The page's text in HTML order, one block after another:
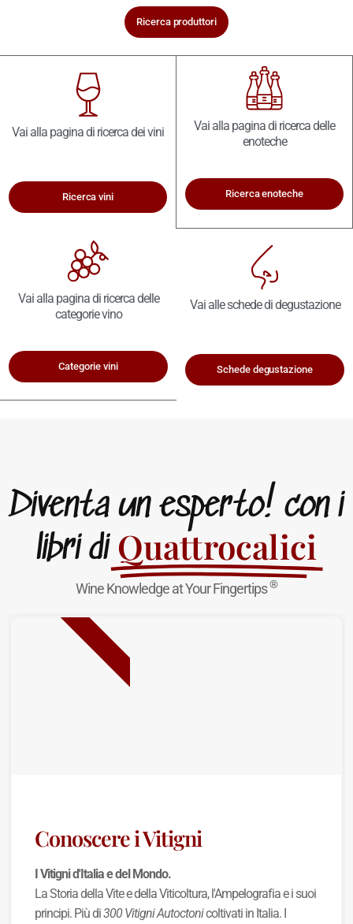
Ricerca produttori
Vai alla pagina di ricerca dei vini
Ricerca vini
Vai alla pagina di ricerca delle
enoteche
Ricerca enoteche
Vai alla pagina di ricerca delle
categorie vino
Categorie vini
Vai alle schede di degustazione
Schede degustazione
Diventa un esperto! con i
libri di Quattrocalici
Wine Knowledge at Your Fingertips®
Conoscere i Vitigni
I Vitigni d'Italia e del Mondo.
La Storia della Vite e della Viticoltura, l'Ampelografia e i suoi
principi. Più di300 Vitigni Autoctonicoltivati in Italia. I
NUOVA USCITA